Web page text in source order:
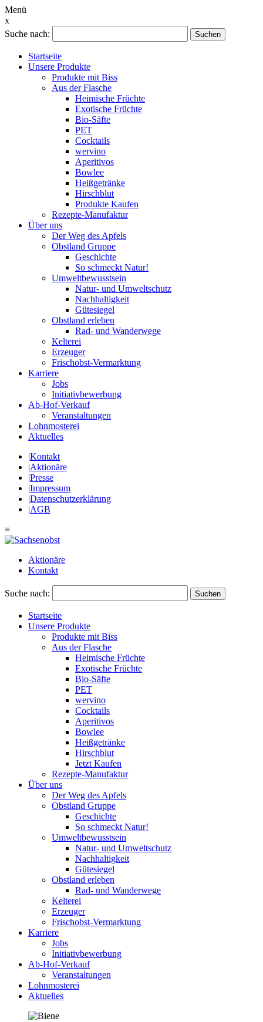
Menü
x
Suche nach:
Suchen
Startseite
Unsere Produkte
Produkte mit Biss
Aus der Flasche
Heimische Früchte
Exotische Früchte
Bio-Säfte
PET
Cocktails
wervino
Aperitivos
Bowlee
Heißgetränke
Hirschblut
Produkte Kaufen
Rezepte-Manufaktur
Über uns
Der Weg des Apfels
Obstland Gruppe
Geschichte
So schmeckt Natur!
Umweltbewusstsein
Natur- und Umweltschutz
Nachhaltigkeit
Gütesiegel
Obstland erleben
Rad- und Wanderwege
Kelterei
Erzeuger
Frischobst-Vermarktung
Karriere
Jobs
Initiativbewerbung
Ab-Hof-Verkauf
Veranstaltungen
Lohnmosterei
Aktuelles
|Kontakt
|Aktionäre
|Presse
|Impressum
|Datenschutzerklärung
|AGB
≡
Aktionäre
Kontakt
Suche nach: Suchen
Startseite
Unsere Produkte
Produkte mit Biss
Aus der Flasche
Heimische Früchte
Exotische Früchte
Bio-Säfte
PET
wervino
Cocktails
Aperitivos
Bowlee
Heißgetränke
Hirschblut
Jetzt Kaufen
Rezepte-Manufaktur
Über uns
Der Weg des Apfels
Obstland Gruppe
Geschichte
So schmeckt Natur!
Umweltbewusstsein
Natur- und Umweltschutz
Nachhaltigkeit
Gütesiegel
Obstland erleben
Rad- und Wanderwege
Kelterei
Erzeuger
Frischobst-Vermarktung
Karriere
Jobs
Initiativbewerbung
Ab-Hof-Verkauf
Veranstaltungen
Lohnmosterei
Aktuelles